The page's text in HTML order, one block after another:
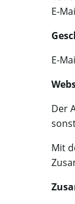
E-
E-
Der
Mit